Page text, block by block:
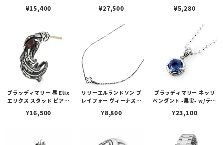
ブスタークラスプ＆LTロ
¥15,400 ¥27,500 ¥5,280
ブラッディマリー 昼 Elix
エリクス スタッド ピアス
¥16,500
リリーエルランドソン プ
レイフォー ヴィーナスチ
¥8,800
ブラッディマリー ネッリ
ペンダント -果実- w/ティ
¥23,100